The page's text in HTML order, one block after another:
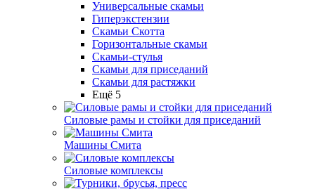
Универсальные скамьи
Гиперэкстензии
Скамьи Скотта
Горизонтальные скамьи
Скамьи-стулья
Скамьи для приседаний
Скамьи для растяжки
Ещё 5
Силовые рамы и стойки для приседаний
Машины Смита
Силовые комплексы